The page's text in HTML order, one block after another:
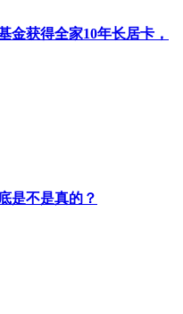
金获得全家10年长居卡，
是不是真的？